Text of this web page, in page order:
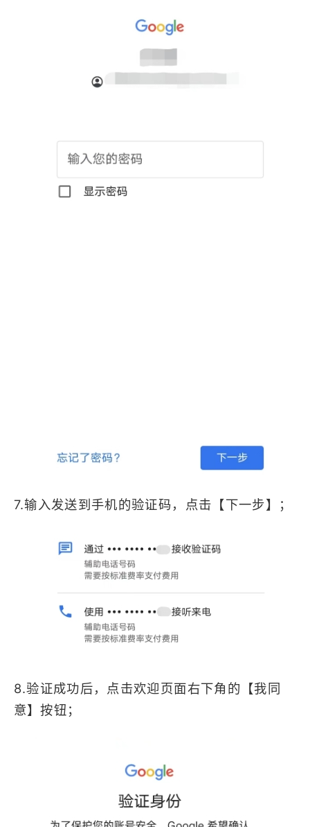
7.输入发送到手机的验证码，点击【下一步】；
8.验证成功后，点击欢迎页面右下角的【我同
意】按钮；